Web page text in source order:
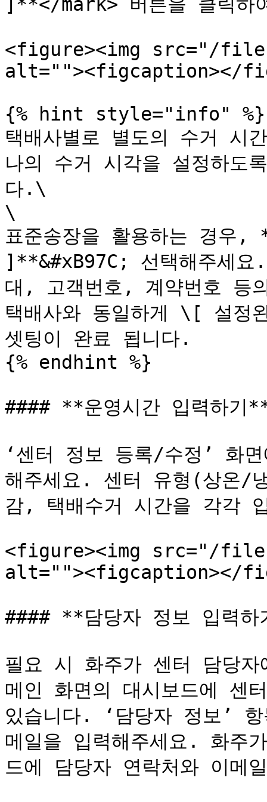
<figure><img src="/
alt=""><figcaption></
{% hint style="info" %}
택배사별로 별도의 수거 시
나의 수거 시각을 설정하도
다.\
\
표준송장을 활용하는 경우
]**&#xB97C; 선택해주세요
대, 고객번호, 계약번호 등
택배사와 동일하게 \[ 설정
셋팅이 완료 됩니다.
{% endhint %}
#### **운영시간 입력하기
‘센터 정보 등록/수정’ 화
해주세요. 센터 유형(상온/
감, 택배수거 시간을 각각
<figure><img src="/files/
alt=""><figcaption></
#### **담당자 정보 입력하
필요 시 화주가 센터 담당
메인 화면의 대시보드에 센
있습니다. ‘담당자 정보’
메일을 입력해주세요. 화주
드에 담당자 연락처와 이메